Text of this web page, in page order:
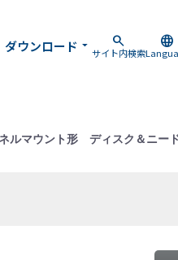
search
サイト内検索
language
ダウンロード arrow_drop_down
ルマウント形 ディスク＆ニー